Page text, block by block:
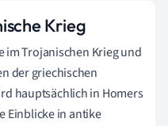
Krieg
im Trojanischen Krieg und
der griechischen
hauptsächlich in Homers
Einblicke in antike